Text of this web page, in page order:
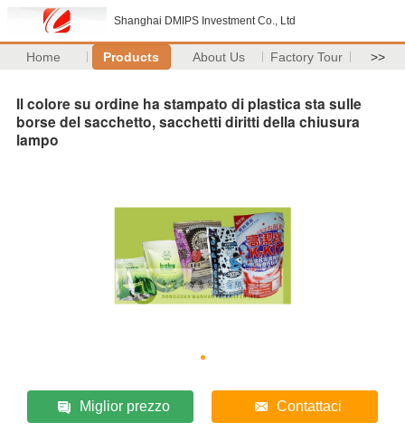
Shanghai DMIPS Investment Co., Ltd
Home Products About Us Factory Tour >>
Il colore su ordine ha stampato di plastica sta sulle
borse del sacchetto, sacchetti diritti della chiusura
lampo
Miglior prezzo Contattaci